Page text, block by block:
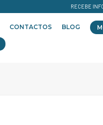
RECEBE
CONTACTOS BLOG